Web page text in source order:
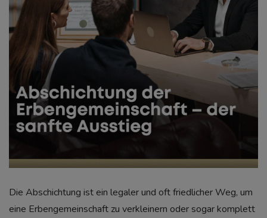
Die Abschichtung ist ein legaler und oft friedlicher Weg, um
eine Erbengemeinschaft zu verkleinern oder sogar komplett